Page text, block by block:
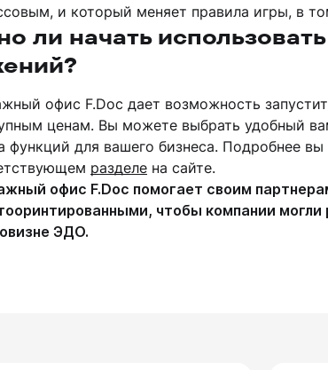
и который меняет правила игры, в
ли начать
офис F.Doc дает возможность
ценам. Вы можете выбрать удобный
функций для вашего бизнеса. Подробнее
разделе на сайте.
офис F.Doc помогает своим
чтобы компании
ЭДО.